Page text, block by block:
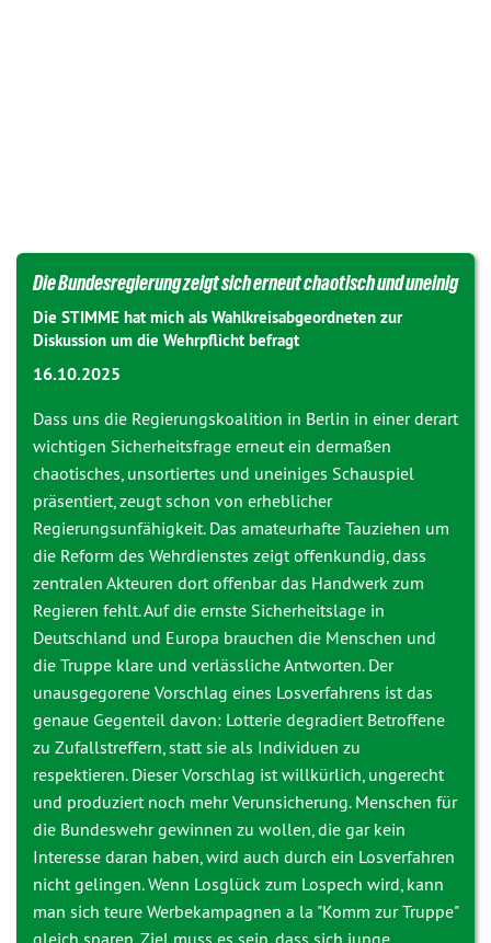
Die Bundesregierung zeigt sich erneut chaotisch und uneinig
Die STIMME hat mich als Wahlkreisabgeordneten zur
Diskussion um die Wehrpflicht befragt
16.10.2025
Dass uns die Regierungskoalition in Berlin in einer derart
wichtigen Sicherheitsfrage erneut ein dermaßen
chaotisches, unsortiertes und uneiniges Schauspiel
präsentiert, zeugt schon von erheblicher
Regierungsunfähigkeit. Das amateurhafte Tauziehen um
die Reform des Wehrdienstes zeigt offenkundig, dass
zentralen Akteuren dort offenbar das Handwerk zum
Regieren fehlt. Auf die ernste Sicherheitslage in
Deutschland und Europa brauchen die Menschen und
die Truppe klare und verlässliche Antworten. Der
unausgegorene Vorschlag eines Losverfahrens ist das
genaue Gegenteil davon: Lotterie degradiert Betroffene
zu Zufallstreffern, statt sie als Individuen zu
respektieren. Dieser Vorschlag ist willkürlich, ungerecht
und produziert noch mehr Verunsicherung. Menschen für
die Bundeswehr gewinnen zu wollen, die gar kein
Interesse daran haben, wird auch durch ein Losverfahren
nicht gelingen. Wenn Losglück zum Lospech wird, kann
man sich teure Werbekampagnen a la "Komm zur Truppe"
gleich sparen. Ziel muss es sein, dass sich junge